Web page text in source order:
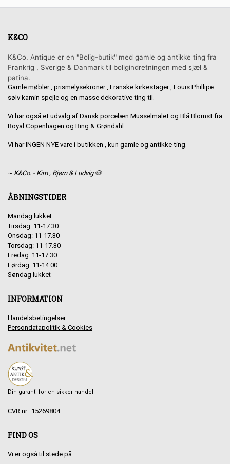
K&CO
K&Co. Antique er en "Bolig-butik" med gamle og antikke ting fra
Frankrig , Sverige & Danmark til boligindretningen med sjæl &
patina.
Gamle møbler , prismelysekroner , Franske kirkestager , Louis Phillipe
sølv kamin spejle og en masse dekorative ting til.
Vi har også et udvalg af Dansk porcelæn Musselmalet og Blå Blomst fra
Royal Copenhagen og Bing & Grøndahl.
Vi har INGEN NYE vare i butikken , kun gamle og antikke ting.
~ K&Co. - Kim , Bjørn & Ludvig 🐶
ÅBNINGSTIDER
Mandag lukket
Tirsdag: 11-17.30
Onsdag: 11-17.30
Torsdag: 11-17.30
Fredag: 11-17.30
Lørdag: 11-14.00
Søndag lukket
INFORMATION
Handelsbetingelser
Persondatapolitik & Cookies
Din garanti for en sikker handel
CVR.nr.: 15269804
FIND OS
Vi er også til stede på